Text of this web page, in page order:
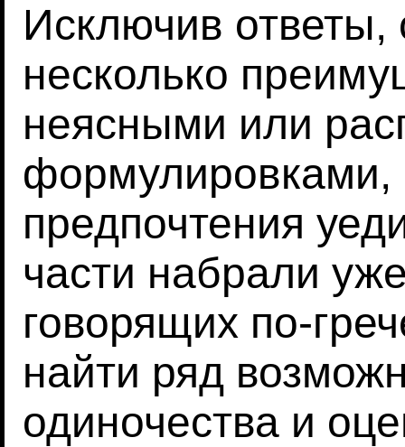
Исключив
несколько
неясными или
формулировками,
предпочтения
части набрали
говорящих по-
найти ряд
одиночества и